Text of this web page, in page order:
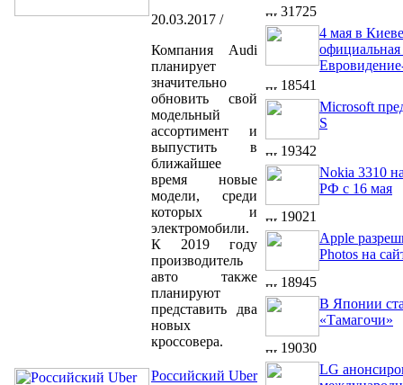
20.03.2017 /
Компания Audi
планирует
значительно
обновить свой
модельный
ассортимент и
выпустить в
ближайшее
время новые
модели, среди
которых и
электромобили.
К 2019 году
производитель
авто также
планируют
представить два
новых
кроссовера.
Российский Uber
31725
4 мая в
18541
Microsoft
S
19342
Nokia 3310
РФ с 16 мая
19021
Apple
Photos на
18945
В Японии
«Тамагочи»
19030
LG